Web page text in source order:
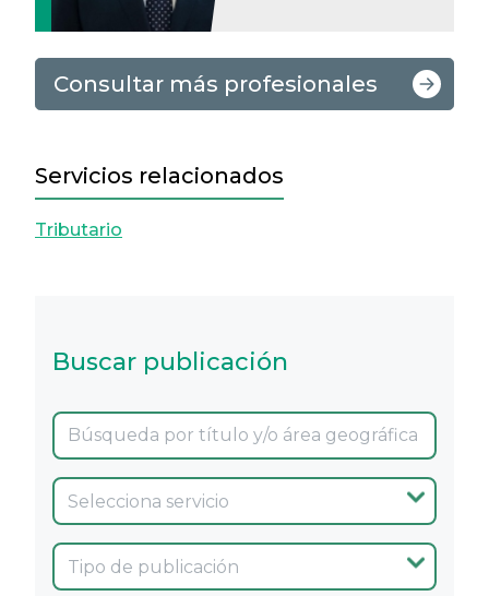
Consultar más profesionales
Servicios relacionados
Tributario
Buscar publicación